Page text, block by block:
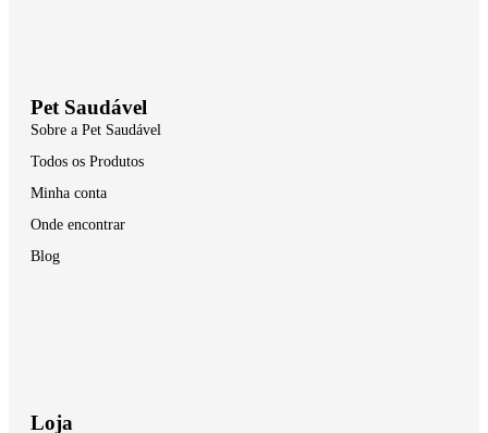
Pet Saudável
Sobre a Pet Saudável
Todos os Produtos
Minha conta
Onde encontrar
Blog
Loja